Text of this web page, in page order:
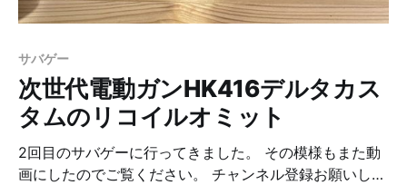
確認 11. 元に戻して完了 初速を測っておく 作業前に初速
ット前に測ったものになりますが、0.2gのBB弾で91.15
でした。
サバゲー
次世代電動ガンHK416デルタカス
タムのリコイルオミット
2回目のサバゲーに行ってきました。 その模様もまた動
画にしたのでご覧ください。 チャンネル登録お願いしま